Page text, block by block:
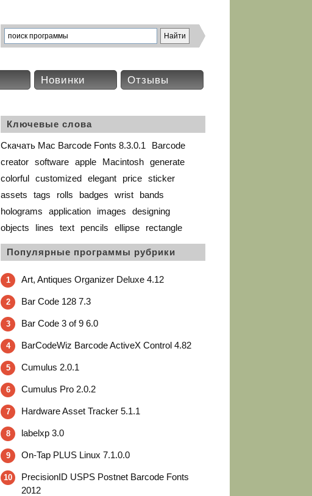
Новинки Отзывы
Ключевые слова
Скачать Mac Barcode Fonts 8.3.0.1
Barcode
creator software apple Macintosh generate
colorful customized elegant price sticker
assets
tags rolls badges wrist
bands
holograms
application images
designing
objects
lines text pencils ellipse rectangle
Популярные программы рубрики
1 Art, Antiques Organizer Deluxe 4.12
2 Bar Code 128 7.3
3 Bar Code 3 of 9 6.0
4 BarCodeWiz Barcode ActiveX Control 4.82
5 Cumulus 2.0.1
6 Cumulus Pro 2.0.2
7 Hardware Asset Tracker 5.1.1
8 labelxp 3.0
9 On-Tap PLUS Linux 7.1.0.0
10
PrecisionID USPS Postnet Barcode Fonts
2012